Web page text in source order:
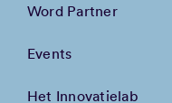
Word Partner
Events
Het Innovatielab